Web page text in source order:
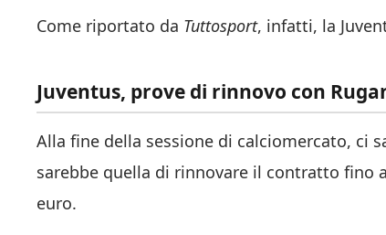
Come riportato da Tuttosport, infatti, la
Juventus, prove di rinnovo con
Alla fine della sessione di calciomercato, ci
sarebbe quella di rinnovare il contratto fino
euro.